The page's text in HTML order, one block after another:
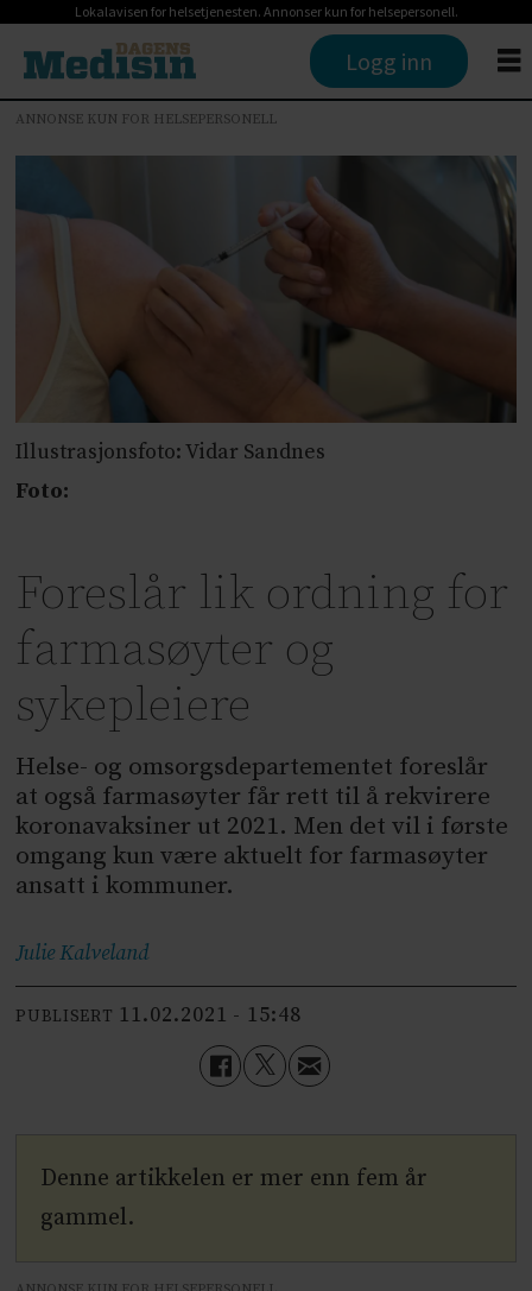
Lokalavisen for helsetjenesten. Annonser kun for helsepersonell.
Logg inn
ANNONSE KUN FOR HELSEPERSONELL
Illustrasjonsfoto: Vidar Sandnes
Foto:
Foreslår lik ordning for
farmasøyter og
sykepleiere
Helse- og omsorgsdepartementet foreslår
at også farmasøyter får rett til å rekvirere
koronavaksiner ut 2021. Men det vil i første
omgang kun være aktuelt for farmasøyter
ansatt i kommuner.
JulieKalveland
PUBLISERT 11.02.2021 - 15:48
Denne artikkelen er mer enn fem år
gammel.